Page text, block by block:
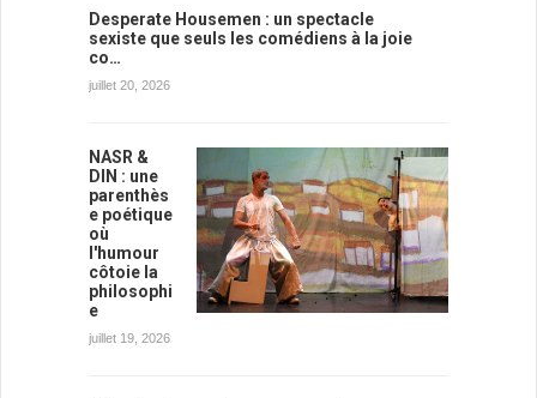
Desperate Housemen : un spectacle
sexiste que seuls les comédiens à la joie
co…
juillet 20, 2026
NASR &
DIN : une
parenthès
e poétique
où
l'humour
côtoie la
philosophi
e
juillet 19, 2026